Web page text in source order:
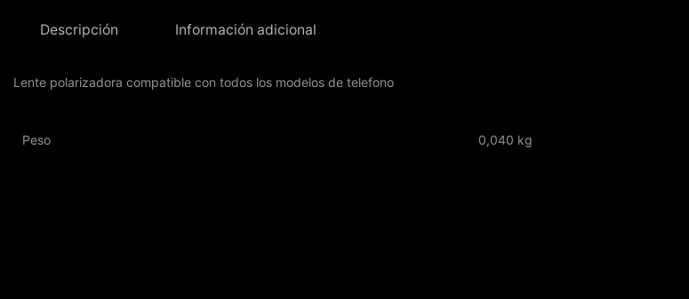
Descripción Información adicional
Lente polarizadora compatible con todos los modelos de telefono
Peso 0,040 kg